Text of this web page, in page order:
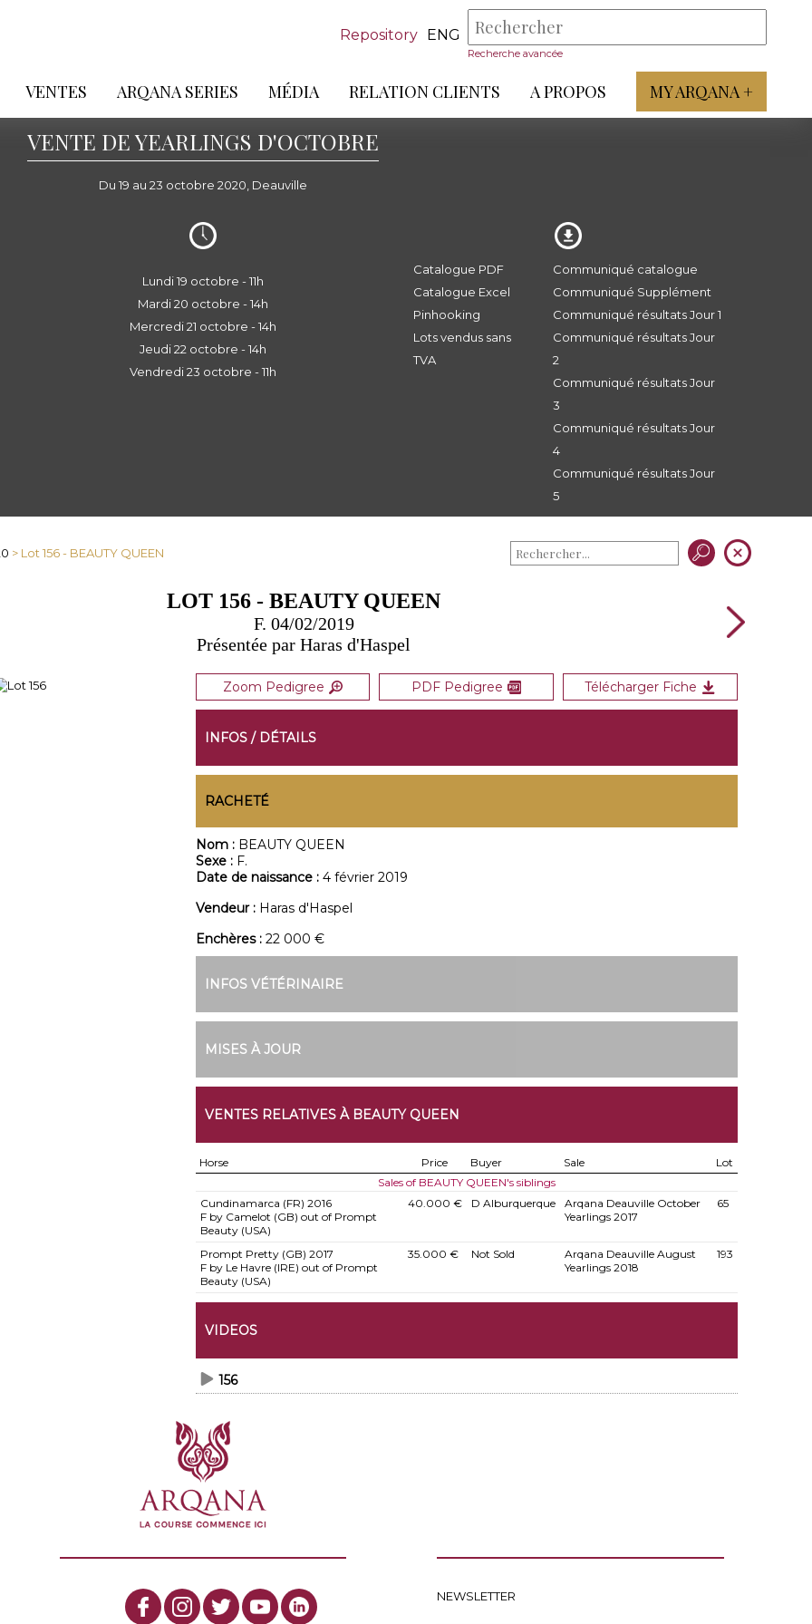
Repository ENG
Recherche avancée
VENTES ARQANA SERIES MÉDIA RELATION CLIENTS A PROPOS MY ARQANA +
VENTE DE YEARLINGS D'OCTOBRE
Du 19 au 23 octobre 2020, Deauville
Lundi 19 octobre - 11h
Mardi 20 octobre - 14h
Mercredi 21 octobre - 14h
Jeudi 22 octobre - 14h
Vendredi 23 octobre - 11h
Catalogue PDF
Catalogue Excel
Pinhooking
Lots vendus sans
TVA
Communiqué catalogue
Communiqué Supplément
Communiqué résultats Jour 1
Communiqué résultats Jour
2
Communiqué résultats Jour
3
Communiqué résultats Jour
4
Communiqué résultats Jour
5
> Lot 156 - BEAUTY QUEEN
LOT 156 - BEAUTY QUEEN
F. 04/02/2019
Présentée par Haras d'Haspel
Zoom Pedigree PDF Pedigree Télécharger Fiche
INFOS / DÉTAILS
RACHETÉ
Nom : BEAUTY QUEEN
Sexe : F.
Date de naissance : 4 février 2019
Vendeur : Haras d'Haspel
Enchères : 22 000 €
INFOS VÉTÉRINAIRE
MISES À JOUR
VENTES RELATIVES À BEAUTY QUEEN
Horse Price Buyer Sale
Lot
Sales of BEAUTY QUEEN's siblings
Cundinamarca (FR) 2016
F by Camelot (GB) out of Prompt
Beauty (USA)
40.000 € D Alburquerque
Arqana Deauville October
Yearlings 2017
65
Prompt Pretty (GB) 2017
F by Le Havre (IRE) out of Prompt
Beauty (USA)
35.000 € Not Sold
Arqana Deauville August
Yearlings 2018
193
VIDEOS
156
NEWSLETTER